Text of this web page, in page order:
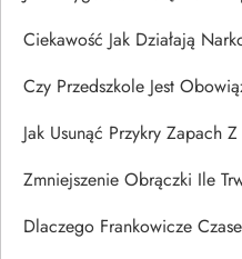
Ciekawość Jak Działają
Czy Przedszkole Jest
Jak Usunąć Przykry Zapach
Zmniejszenie Obrączki Ile
Dlaczego Frankowicze